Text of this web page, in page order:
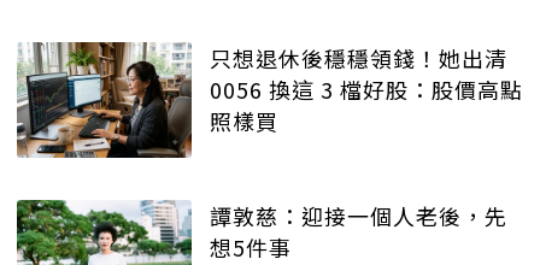
只想退休後穩穩領錢！她出清
0056 換這 3 檔好股：股價高點
照樣買
譚敦慈：迎接一個人老後，先
想5件事